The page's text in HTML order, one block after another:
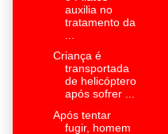
auxilia no
tratamento da
Criança é
transportada
de helicóptero
após sofrer ...
Após tentar
fugir, homem